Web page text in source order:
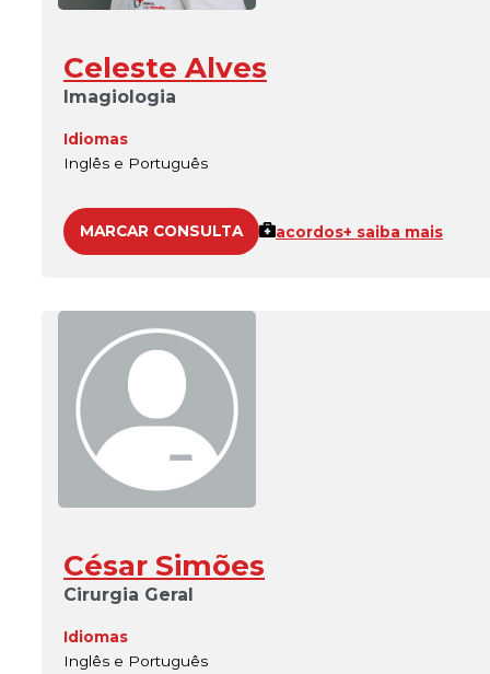
Celeste Alves
Imagiologia
Idiomas
Inglês e Português
MARCAR CONSULTA acordos+ saiba mais
César Simões
Cirurgia Geral
Idiomas
Inglês e Português